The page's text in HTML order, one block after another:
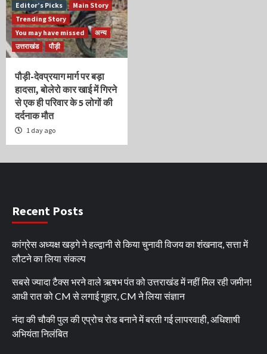
Editor’s Picks
Main Story
Trending Story
You may have missed
अन्य
उत्तराखंड
पौड़ी
पौड़ी-देवप्रयाग मार्ग पर बड़ा
हादसा, बोलेरो कार खाई में गिरने
से एक ही परिवार के 5 लोगों की
दर्दनाक मौत
1 day ago
Recent Posts
कांग्रेस अध्यक्ष खड़गे ने हल्द्वानी से किया चुनावी विजय का शंखनाद, सत्ता में
लौटने का लिया संकल्प
सबसे ज्यादा टैक्स भरने वाले ऋषभ पंत को उत्तराखंड में नहीं मिल रही जमीन!
आधी रात को CM से लगाई गुहार, CM ने लिया संज्ञान
नंदा की चौकी पुल की एप्रोच रोड बनाने में बरती गई लापरवाही, अधिशाषी
अभियंता निलंबित